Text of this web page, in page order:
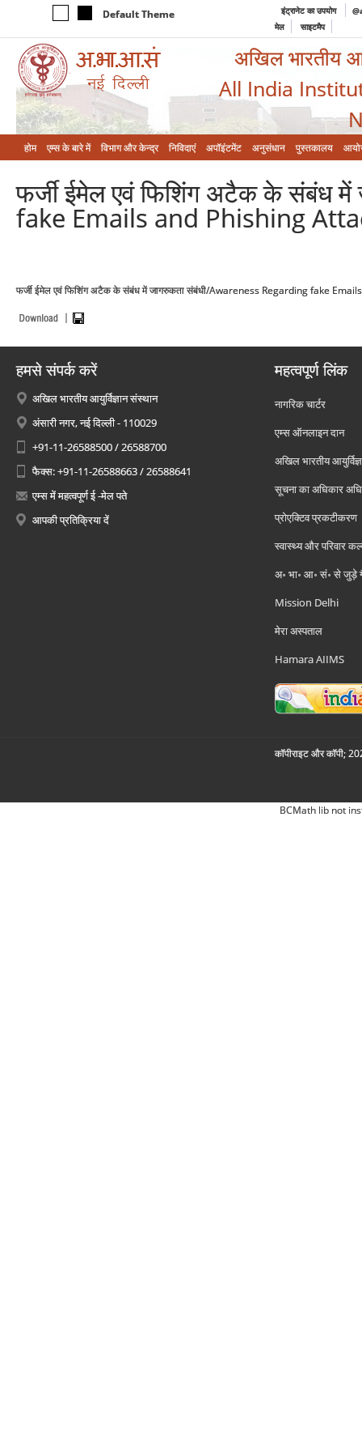
Default Theme इंट्रानेट का उपयोग
मेल
साइटमैप
अखिल भारतीय
All India
होम एम्‍स के बारे में विभाग और केन्‍द्र निविदाएं अपॉइंटमेंट अनुसंधान पुस्तकालय
फर्जी ईमेल एवं फिशिंग अटैक के संबंध
fake Emails and Phishing
फर्जी ईमेल एवं फिशिंग अटैक के संबंध में जागरुकता संबंधी/Awareness Regarding fake
हमसे संपर्क करें
अखिल भारतीय आयुर्विज्ञान संस्थान
अंसारी नगर, नई दिल्ली - 110029
+91-11-26588500 / 26588700
फैक्स: +91-11-26588663 / 26588641
एम्स में महत्वपूर्ण ई -मेल पते
आपकी प्रतिक्रिया दें
महत्वपूर्ण लिंक
नागरिक चार्टर
एम्स ऑनलाइन दान
अखिल भारतीय
सूचना का अधिकार
प्रोएक्टिव प्रकटीकरण
स्वास्थ्य और परिवार
अ॰ भा॰ आ॰ सं॰ से जुड़े
Mission Delhi
मेरा अस्पताल
Hamara AIIMS
कॉपीराइट और कॉपी;
BCMath lib not